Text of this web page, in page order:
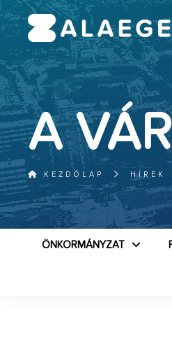
A
KEZDŐLAP HÍREK
ÖNKORMÁNYZAT